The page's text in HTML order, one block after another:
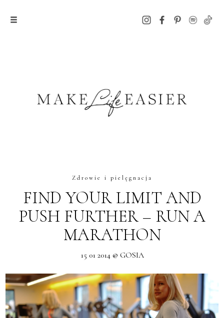
Zdrowie i pielęgnacja
FIND YOUR LIMIT AND
PUSH FURTHER – RUN A
MARATHON
15 01 2014 @ GOSIA